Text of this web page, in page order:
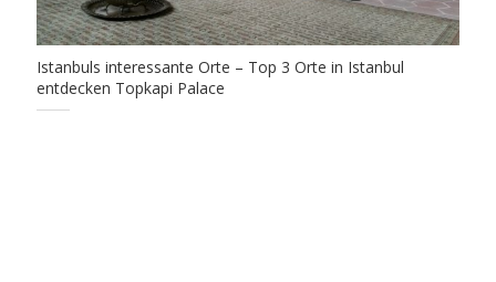
Istanbuls interessante Orte – Top 3 Orte in Istanbul
entdecken Topkapi Palace